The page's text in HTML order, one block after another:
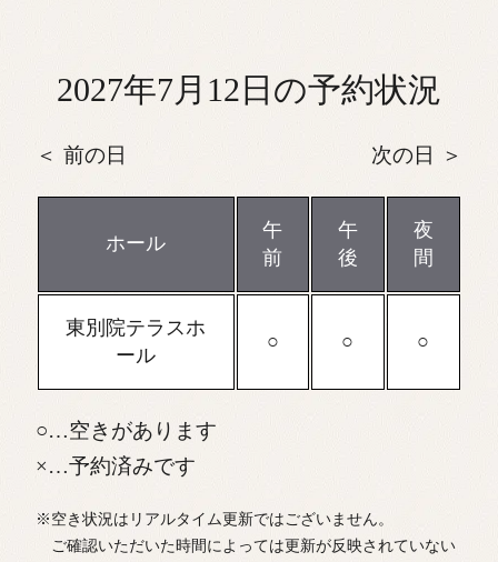
2027年7月12日の予約状況
前の日 次の日
ホール
午
前
午
後
夜
間
東別院テラスホ
ール
…空きがあります
…予約済みです
※空き状況はリアルタイム更新ではございません。
ご確認いただいた時間によっては更新が反映されていない